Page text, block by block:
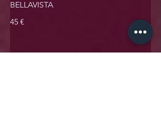
BELLAVISTA
45 €